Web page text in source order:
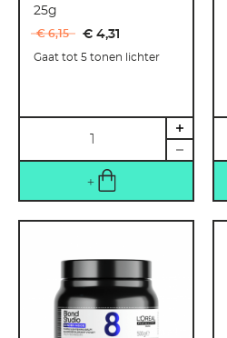
25g
€ 6,15 € 4,31
Gaat tot 5 tonen lichter